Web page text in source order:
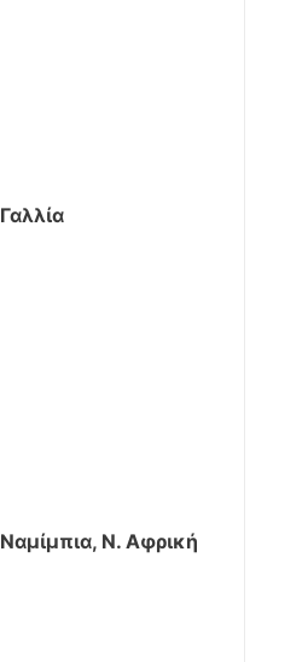
Γαλλία
Ναμίμπια, Ν. Αφρική